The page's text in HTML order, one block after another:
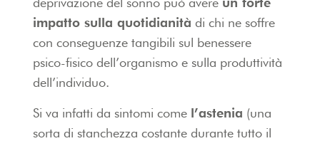
impatto sulla quotidianità di chi ne soffre
con conseguenze tangibili sul benessere
psico-fisico dell’organismo e sulla produttività
dell’individuo.
Si va infatti da sintomi come l’astenia (una
sorta di stanchezza costante durante tutto il